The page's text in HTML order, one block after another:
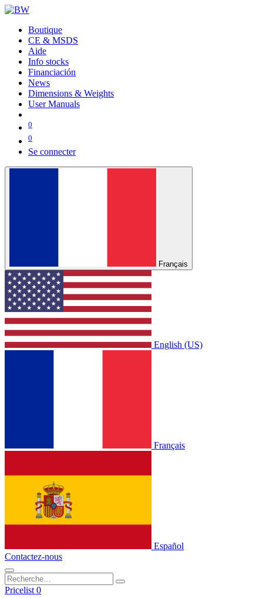
Boutique
CE & MSDS
Aide
Info stocks
Financiación
News
Dimensions & Weights
User Manuals
0
0
Se connecter
Français
English (US)
Français
Español
Contactez-nous
Pricelist 0